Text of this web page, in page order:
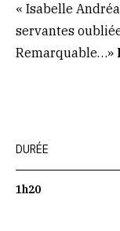
« Isabelle
servantes
Remarquable…»
DURÉE
1h20